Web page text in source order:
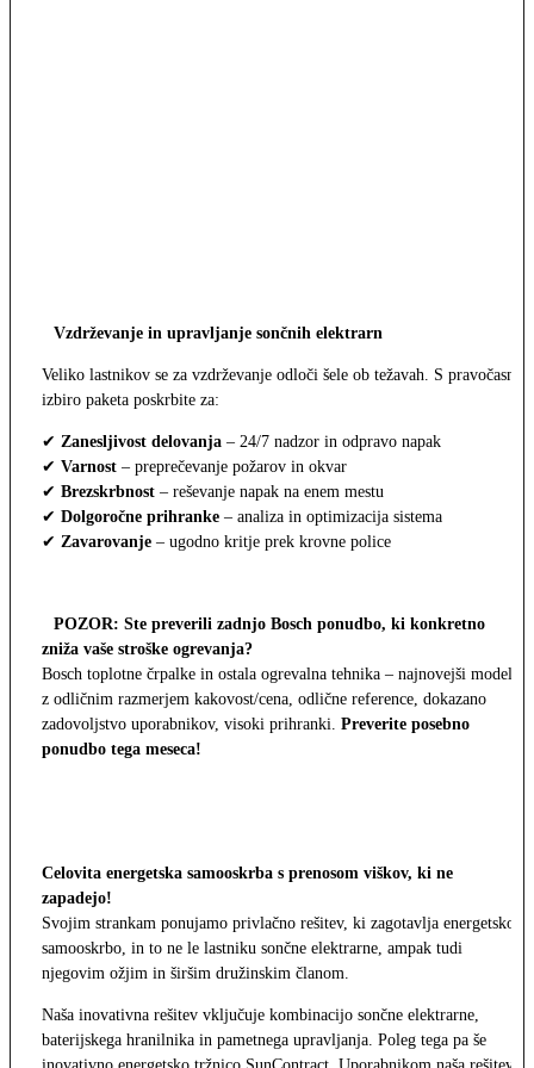
Vzdrževanje in upravljanje sončnih elektrarn
Veliko lastnikov se za vzdrževanje odloči šele ob težavah. S pravočasno
izbiro paketa poskrbite za:
✔ Zanesljivost delovanja – 24/7 nadzor in odpravo napak
✔ Varnost – preprečevanje požarov in okvar
✔ Brezskrbnost – reševanje napak na enem mestu
✔ Dolgoročne prihranke – analiza in optimizacija sistema
✔ Zavarovanje – ugodno kritje prek krovne police
POZOR: Ste preverili zadnjo Bosch ponudbo, ki konkretno
zniža vaše stroške ogrevanja?
Bosch toplotne črpalke in ostala ogrevalna tehnika – najnovejši modeli
z odličnim razmerjem kakovost/cena, odlične reference, dokazano
zadovoljstvo uporabnikov, visoki prihranki. Preverite posebno
ponudbo tega meseca!
Celovita energetska samooskrba s prenosom viškov, ki ne
zapadejo!
Svojim strankam ponujamo privlačno rešitev, ki zagotavlja energetsko
samooskrbo, in to ne le lastniku sončne elektrarne, ampak tudi
njegovim ožjim in širšim družinskim članom.
Naša inovativna rešitev vključuje kombinacijo sončne elektrarne,
baterijskega hranilnika in pametnega upravljanja. Poleg tega pa še